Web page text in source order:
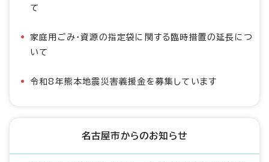
て
家庭用ごみ・資源の指定袋に関する臨時措置の延長につ
いて
令和8年熊本地震災害義援金を募集しています
名古屋市からのお知らせ